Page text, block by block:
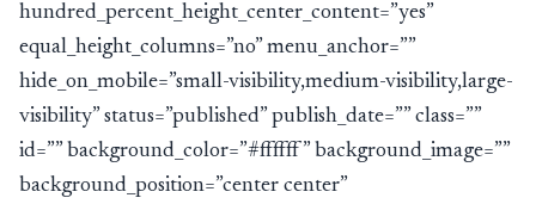
Impressum
Kontakt
hundred_percent_height_center_content=”yes”
equal_height_columns=”no” menu_anchor=””
hide_on_mobile=”small-visibility,medium-visibility,large-
visibility” status=”published” publish_date=”” class=””
id=”” background_color=”#ffffff” background_image=””
background_position=”center center”